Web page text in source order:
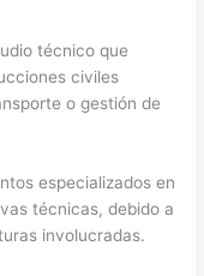
técnico que
civiles
o gestión de
especializados en
técnicas, debido a
involucradas.